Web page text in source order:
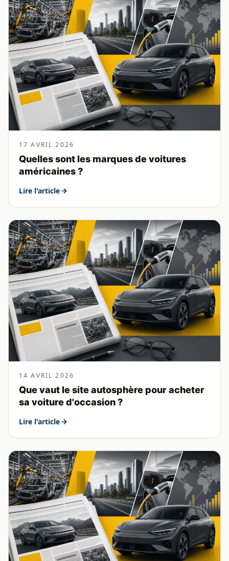
17 AVRIL 2026
Quelles sont les marques de voitures
américaines ?
Lire l'article
14 AVRIL 2026
Que vaut le site autosphère pour acheter
sa voiture d'occasion ?
Lire l'article